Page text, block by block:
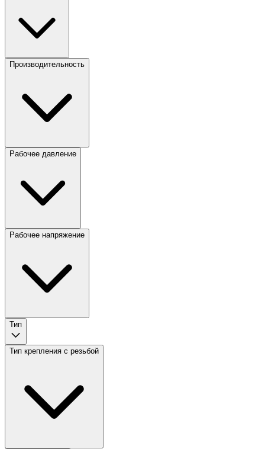
Производительность
Рабочее давление
Рабочее напряжение
Тип
Тип крепления с резьбой